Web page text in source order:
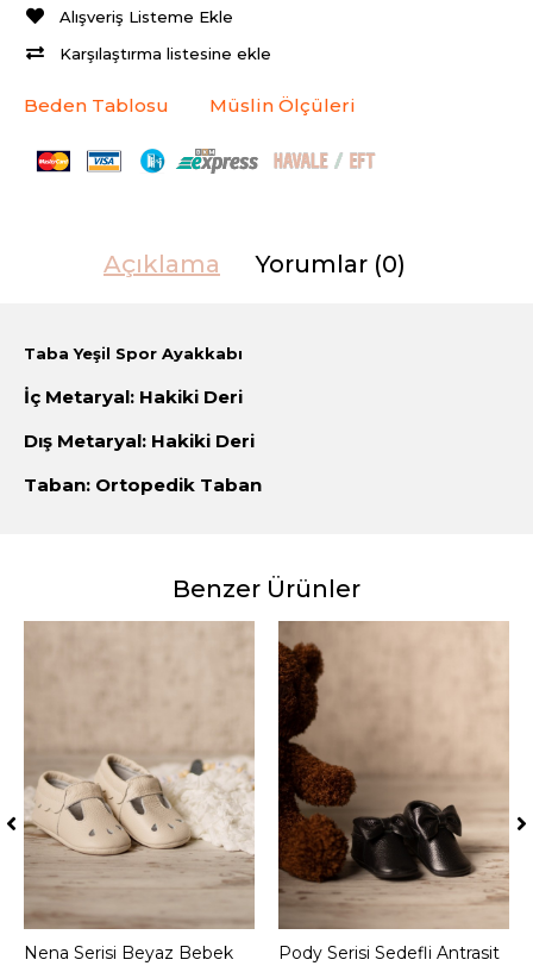
Alışveriş Listeme Ekle
Karşılaştırma listesine ekle
Beden Tablosu Müslin Ölçüleri
Açıklama Yorumlar (0)
Taba Yeşil Spor Ayakkabı
İç Metaryal: Hakiki Deri
Dış Metaryal: Hakiki Deri
Taban: Ortopedik Taban
Benzer Ürünler
Sepete Ekle
Nena Serisi Beyaz Bebek
Sepete Ekle
Pody Serisi Sedefli Antrasit